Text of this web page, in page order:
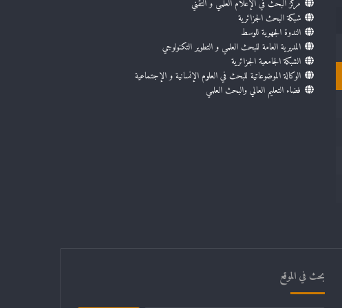
مركز البحث في الإعلام العلمي و التقني
شبكة البحث الجزائرية
الندوة الجهوية للوسط
المديرية العامة للبحث العلمي و التطوير التكنولوجي
الشبكة الجامعية الجزائرية
الوكالة الموضوعاتية للبحث في العلوم الإنسانية و الإجتماعية
فضاء التعليم العالي والبحث العلمي
بحث في الموقع